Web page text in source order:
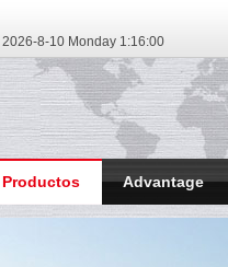
2026-8-10 Monday 1:16:01
Productos Advantage